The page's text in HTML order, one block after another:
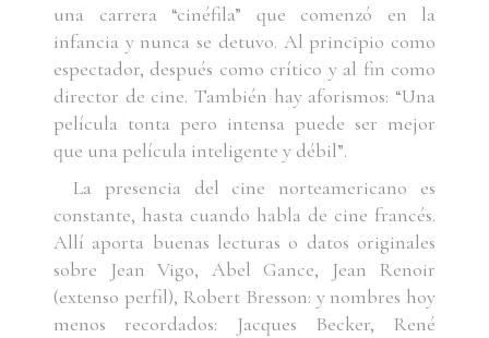
una carrera “cinéfila” que comenzó en la
infancia y nunca se detuvo. Al principio como
espectador, después como crítico y al fin como
director de cine. También hay aforismos: “Una
película tonta pero intensa puede ser mejor
que una película inteligente y débil”.
La presencia del cine norteamericano es
constante, hasta cuando habla de cine francés.
Allí aporta buenas lecturas o datos originales
sobre Jean Vigo, Abel Gance, Jean Renoir
(extenso perfil), Robert Bresson: y nombres hoy
menos recordados: Jacques Becker, René